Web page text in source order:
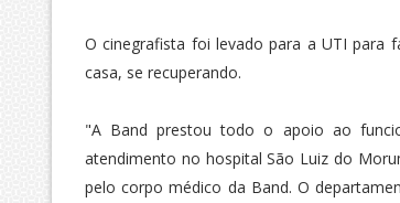
O cinegrafista foi levado para a UTI para
casa, se recuperando.
"A Band prestou todo o apoio ao
atendimento no hospital São Luiz do
pelo corpo médico da Band. O